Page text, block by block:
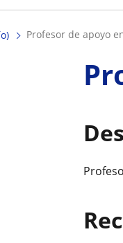
profesor de apoyo